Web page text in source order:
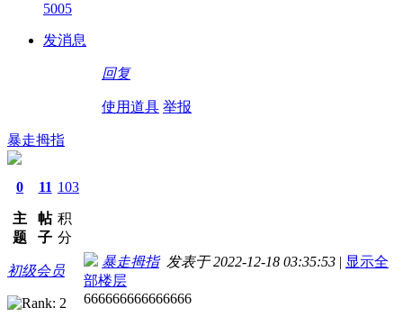
5005
发消息
回复
使用道具 举报
暴走拇指
0
主
题
11
帖
子
103
积
分
初级会员
暴走拇指发表于 2022-12-18 03:35:53 | 显示全
部楼层
666666666666666